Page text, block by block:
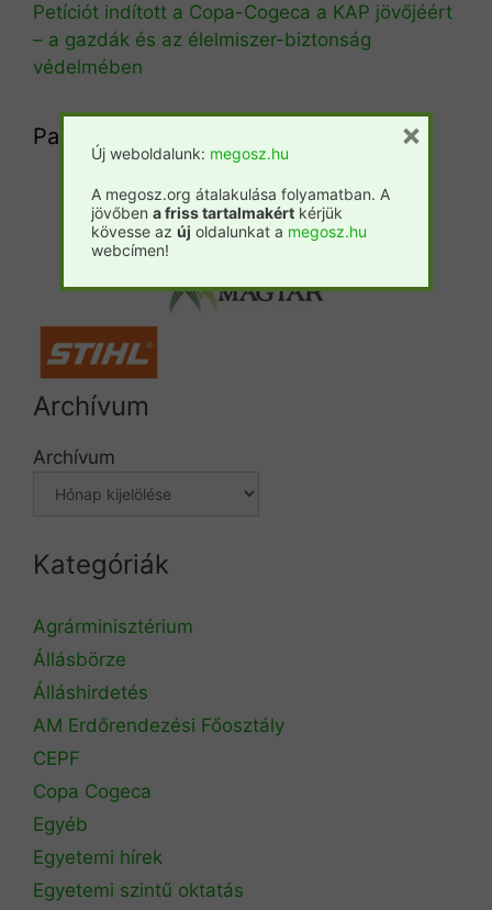
Petíciót indított a Copa-Cogeca a KAP jövőjéért
– a gazdák és az élelmiszer-biztonság
védelmében
Partnereink
Csemete Prosilva Fatáj
Archívum
Archívum
Kategóriák
Agrárminisztérium
Állásbörze
Álláshirdetés
AM Erdőrendezési Főosztály
CEPF
Copa Cogeca
Egyéb
Egyetemi hírek
Egyetemi szintű oktatás
Új weboldalunk: megosz.hu
A megosz.org átalakulása folyamatban. A
jövőben a friss tartalmakért kérjük
kövesse az új oldalunkat a megosz.hu
webcímen!
×